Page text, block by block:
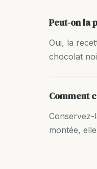
Peut-on la
Oui, la
chocolat
Comment
Conservez-
montée,